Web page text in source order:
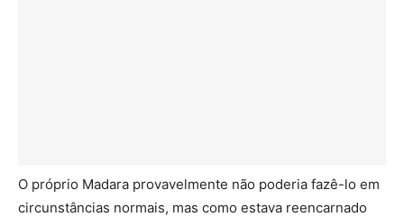
O próprio Madara provavelmente não poderia fazê-lo em
circunstâncias normais, mas como estava reencarnado